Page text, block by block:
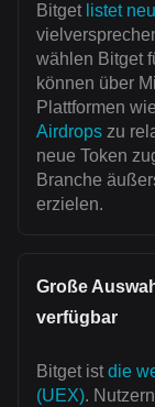
Bitget listet
wählen Bitget
können über
Plattformen wie
Airdrops zu
neue Token
Branche
erzielen.
Große
verfügbar
Bitget ist die
(UEX).